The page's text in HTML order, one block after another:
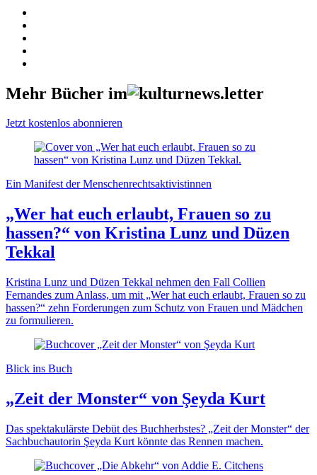
Mehr Bücher im
Jetzt kostenlos abonnieren
Ein Manifest der Menschenrechtsaktivistinnen
„Wer hat euch erlaubt, Frauen so zu
hassen?“ von Kristina Lunz und Düzen
Tekkal
Kristina Lunz und Düzen Tekkal nehmen den Fall Collien
Fernandes zum Anlass, um mit „Wer hat euch erlaubt, Frauen so zu
hassen?“ zehn Forderungen zum Schutz von Frauen und Mädchen
zu formulieren.
Blick ins Buch
„Zeit der Monster“ von Şeyda Kurt
Das spektakulärste Debüt des Buchherbstes? „Zeit der Monster“ der
Sachbuchautorin Şeyda Kurt könnte das Rennen machen.